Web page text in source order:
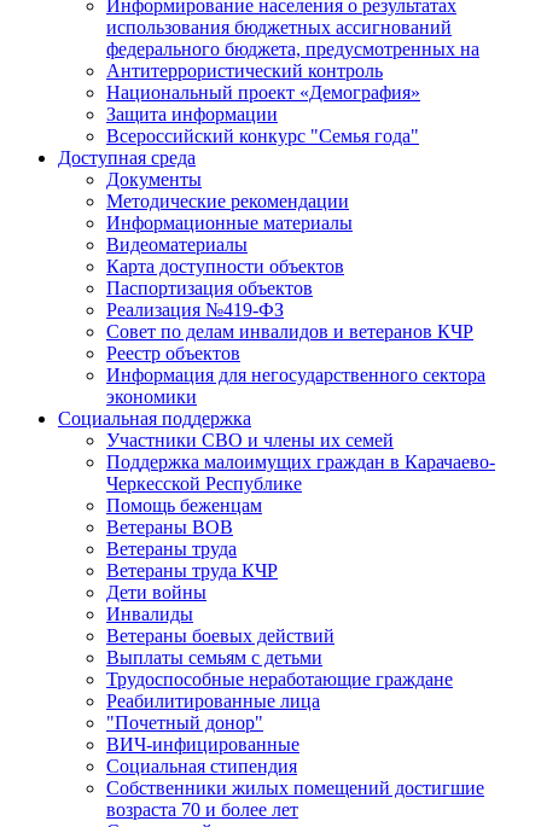
Информирование населения о результатах
использования бюджетных ассигнований
федерального бюджета, предусмотренных на
Антитеррористический контроль
Национальный проект «Демография»
Защита информации
Всероссийский конкурс "Семья года"
Доступная среда
Документы
Методические рекомендации
Информационные материалы
Видеоматериалы
Карта доступности объектов
Паспортизация объектов
Реализация №419-ФЗ
Совет по делам инвалидов и ветеранов КЧР
Реестр объектов
Информация для негосударственного сектора
экономики
Социальная поддержка
Участники СВО и члены их семей
Поддержка малоимущих граждан в Карачаево-
Черкесской Республике
Помощь беженцам
Ветераны ВОВ
Ветераны труда
Ветераны труда КЧР
Дети войны
Инвалиды
Ветераны боевых действий
Выплаты семьям с детьми
Трудоспособные неработающие граждане
Реабилитированные лица
"Почетный донор"
ВИЧ-инфицированные
Социальная стипендия
Собственники жилых помещений достигшие
возраста 70 и более лет